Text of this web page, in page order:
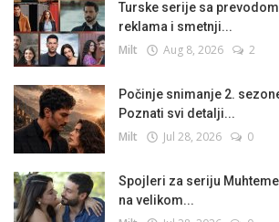
Turske serije sa
reklama i smetnji...
Milt Aug 8, 2026 2
Počinje snimanje 2.
Poznati svi detalji...
Milt Jul 28, 2026 0
Spojleri za seriju
na velikom...